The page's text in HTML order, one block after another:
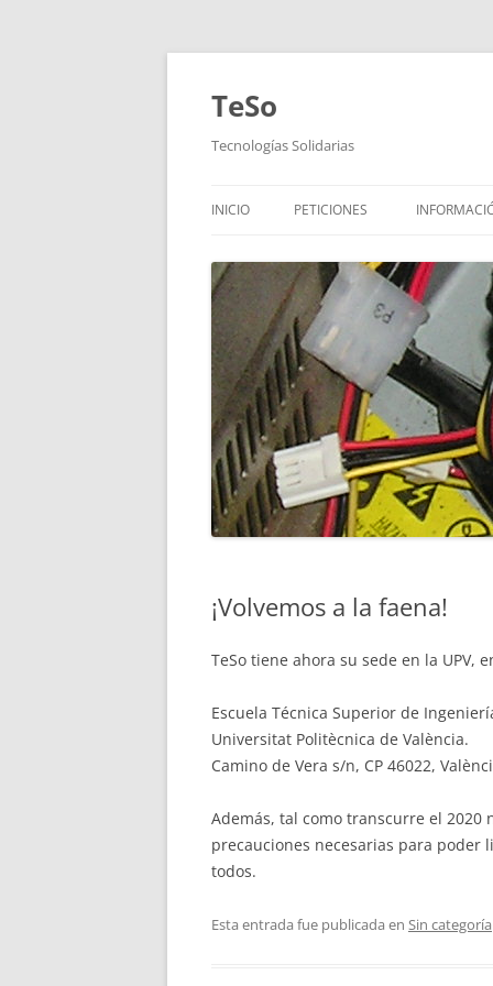
TeSo
Tecnologías Solidarias
INICIO PETICIONES
¿DÓNDE
HORARIOS
¿CÓMO
OTRAS
ESPAÑA
¡Volvemos a la faena!
TeSo tiene ahora su sede en la UPV,
Escuela Técnica Superior de
Universitat Politècnica de València.
Camino de Vera s/n, CP 46022,
Además, tal como transcurre el 2020
precauciones necesarias para poder
todos.
Esta entrada fue publicada en Sin categoría